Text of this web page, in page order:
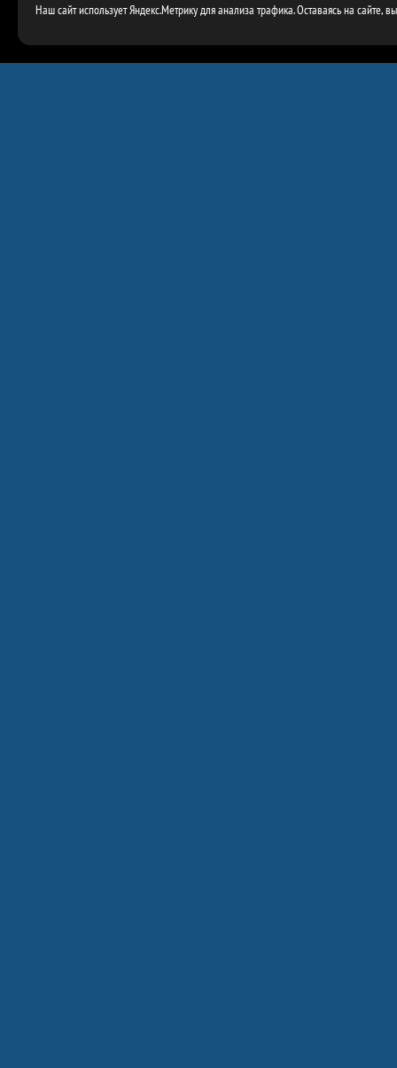
Наш сайт использует Яндекс.Метрику для анализа трафика. Оставаясь на сайте,